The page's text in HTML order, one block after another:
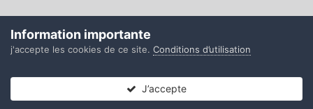
Information importante
j'accepte les cookies de ce site. Conditions d’utilisation
J’accepte